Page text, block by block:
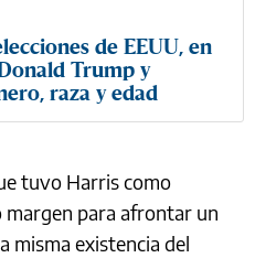
de EEUU, en
Trump y
raza y edad
tuvo Harris como
margen para afrontar un
misma existencia del